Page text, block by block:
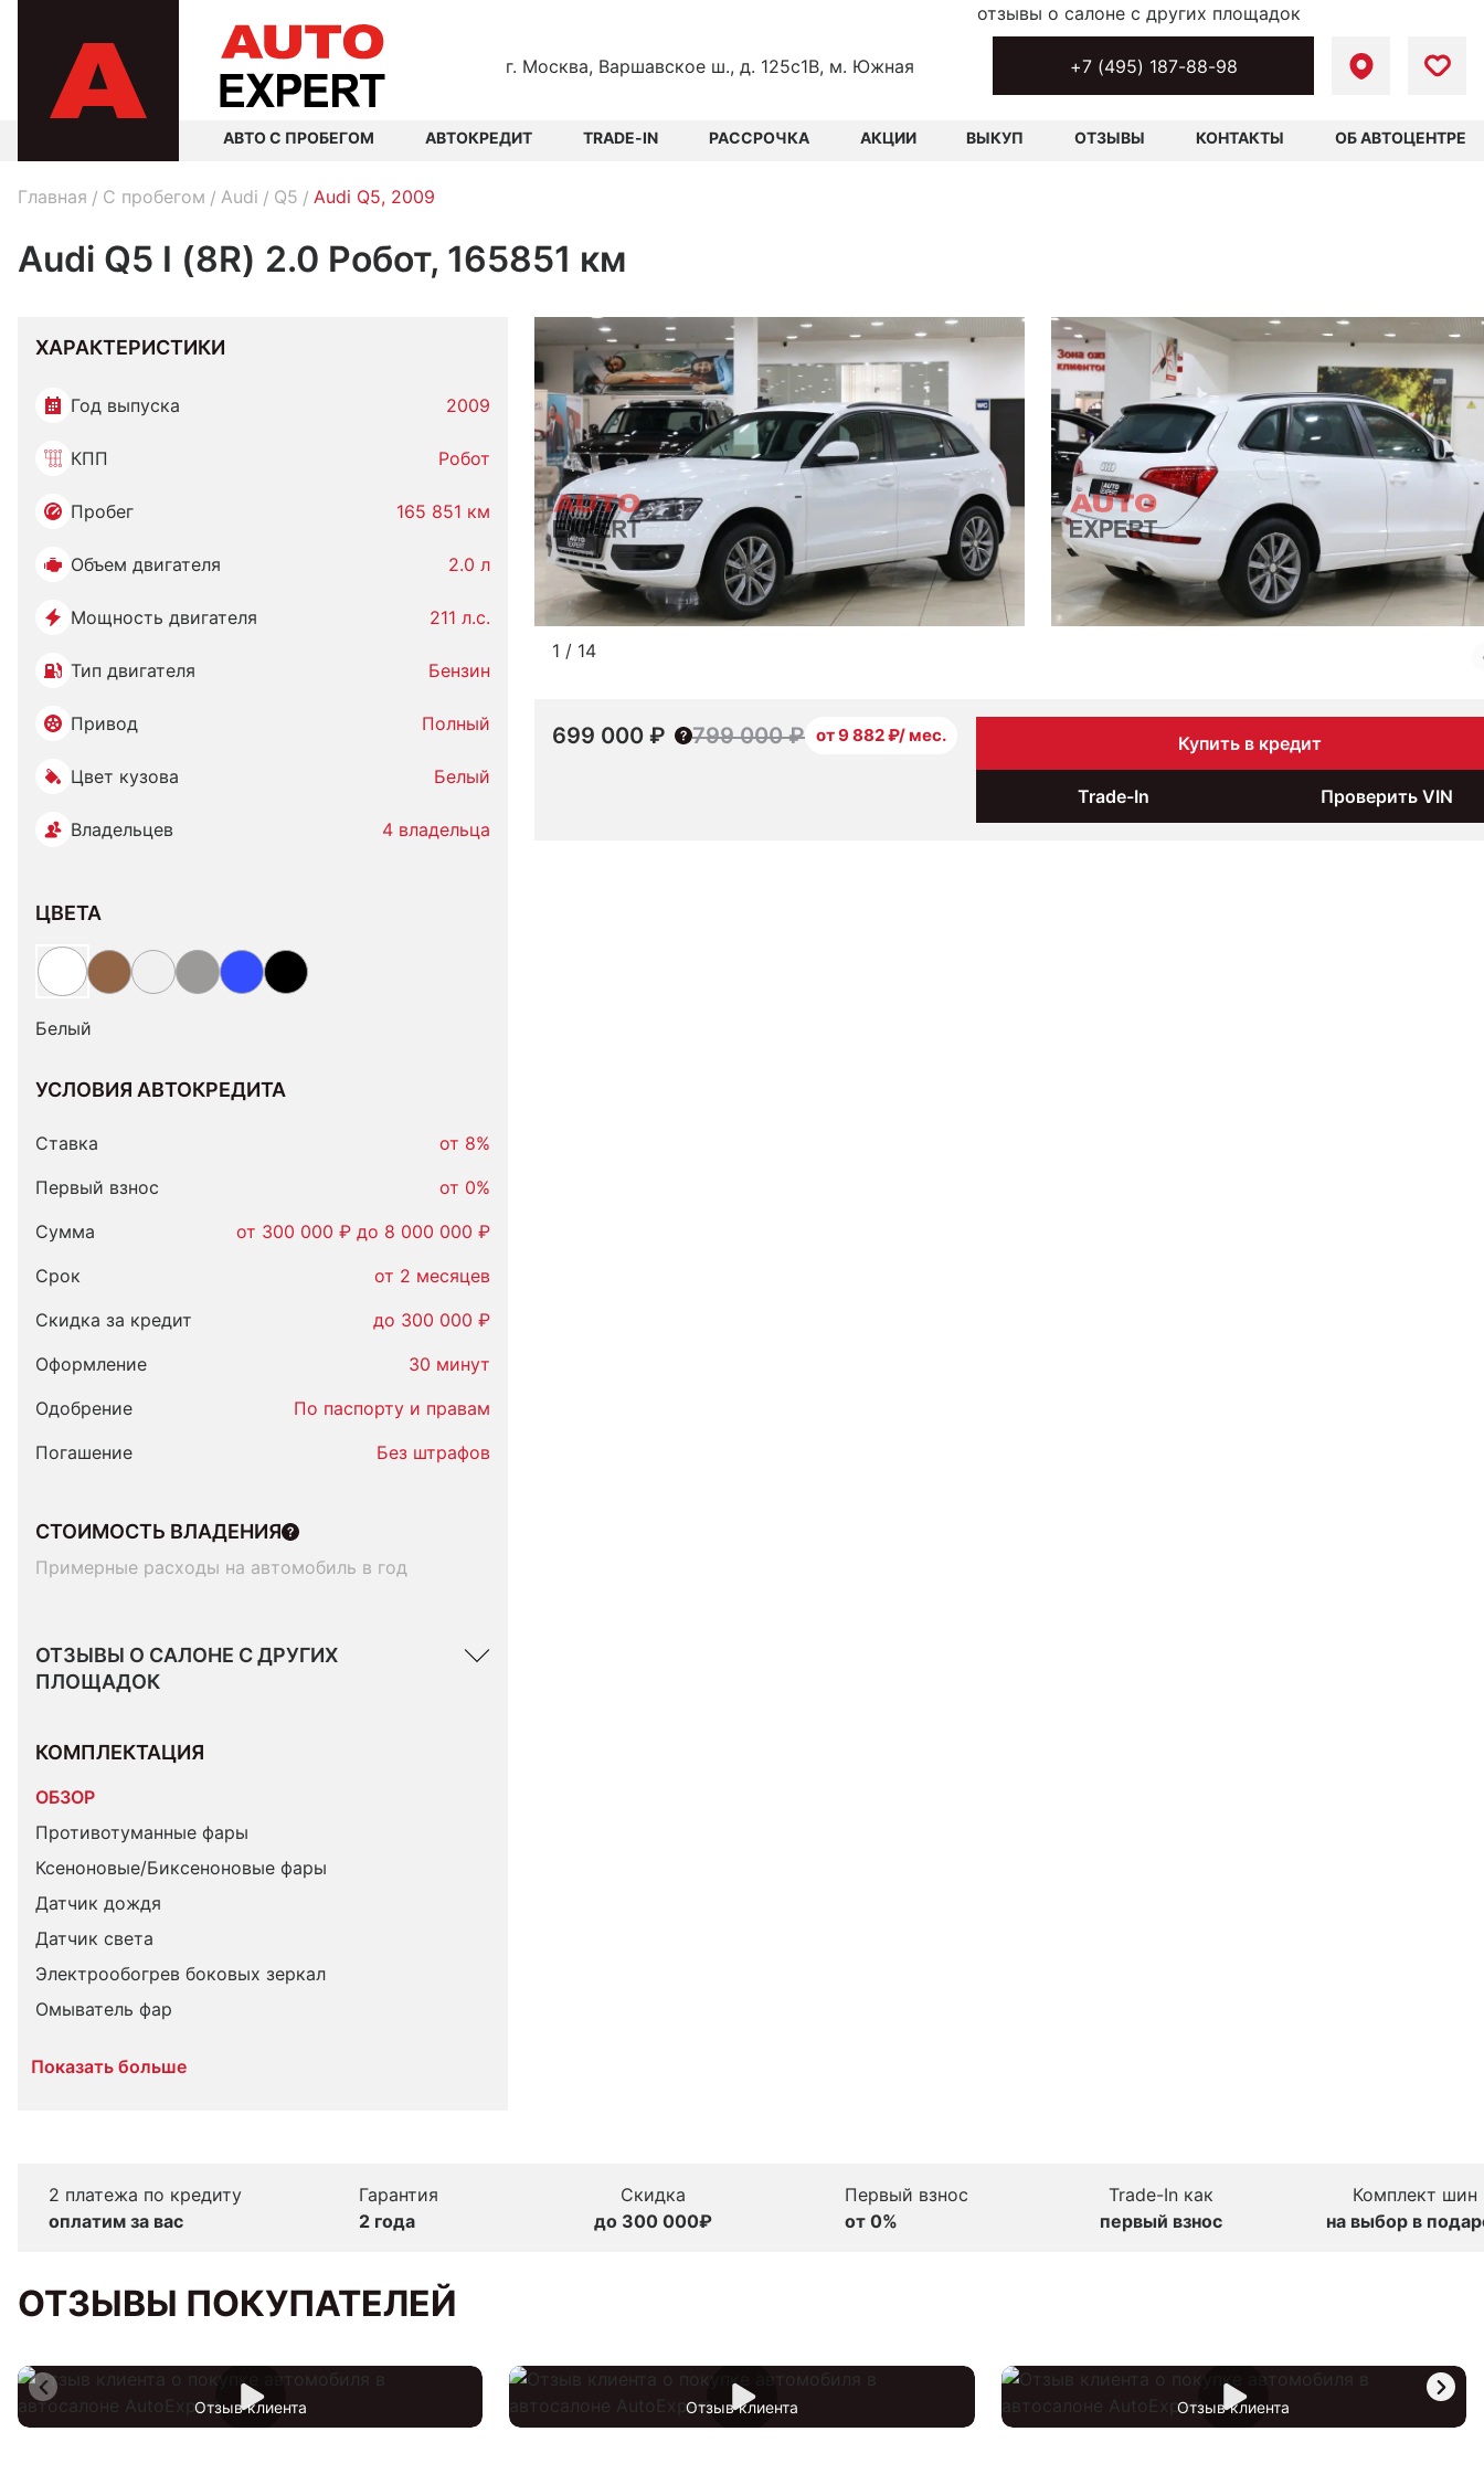
г. Москва, Варшавское ш., д. 125с1В, м. Южная +7 (495) 187-88-98
АВТО С ПРОБЕГОМ АВТОКРЕДИТ TRADE-IN РАССРОЧКА АКЦИИ ВЫКУП ОТЗЫВЫ КОНТАКТЫ ОБ АВТОЦЕНТРЕ
отзывы о салоне с других площадок
Главная C пробегом Audi Q5 Audi Q5, 2009
Audi Q5 I (8R) 2.0 Робот, 165851 км
ХАРАКТЕРИСТИКИ
Год выпуска 2009
КПП Робот
Пробег 165 851 км
Объем двигателя 2.0 л
Мощность двигателя 211 л.с.
Тип двигателя Бензин
Привод Полный
Цвет кузова Белый
Владельцев 4 владельца
ЦВЕТА
Белый
УСЛОВИЯ АВТОКРЕДИТА
Ставка
от 8%
Первый взнос
от 0%
Сумма
от 300 000 ₽ до 8 000 000 ₽
Срок
от 2 месяцев
Скидка за кредит
до 300 000 ₽
Оформление
30 минут
Одобрение
По паспорту и правам
Погашение
Без штрафов
СТОИМОСТЬ ВЛАДЕНИЯ
Примерные расходы на автомобиль в год
ОТЗЫВЫ О САЛОНЕ С ДРУГИХ
ПЛОЩАДОК
КОМПЛЕКТАЦИЯ
ОБЗОР
Противотуманные фары
Ксеноновые/Биксеноновые фары
Датчик дождя
Датчик света
Электрообогрев боковых зеркал
Омыватель фар
Показать больше
1 / 14
699 000 ₽ 799 000 ₽ от 9 882 ₽/ мес. Купить в кредит
Trade-In Проверить VIN
2 платежа по кредиту
оплатим за вас
Гарантия
2 года
Скидка
до 300 000₽
Первый взнос
от 0%
Trade-In как
первый взнос
Комплект шин
на выбор в
ОТЗЫВЫ ПОКУПАТЕЛЕЙ
Отзыв клиента Отзыв клиента Отзыв клиента